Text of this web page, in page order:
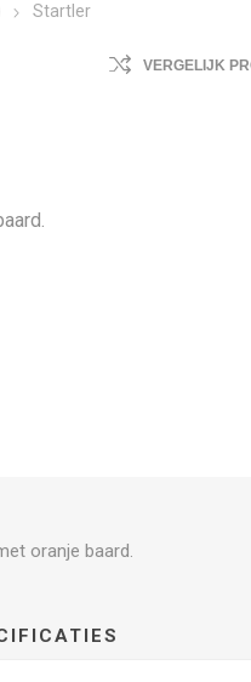
Startler
VERGELIJK
oranje baard.